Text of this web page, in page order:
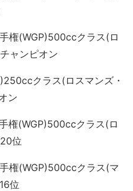
権(WGP)500ccクラス(ロ
ャンピオン
クラス(ロスマンズ・
ン
権(WGP)500ccクラス(ロ
位
権(WGP)500ccクラス(マ
位